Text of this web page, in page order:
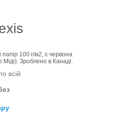
100 г/м2, є червона
Міді). Зроблено в Канаді.
всій